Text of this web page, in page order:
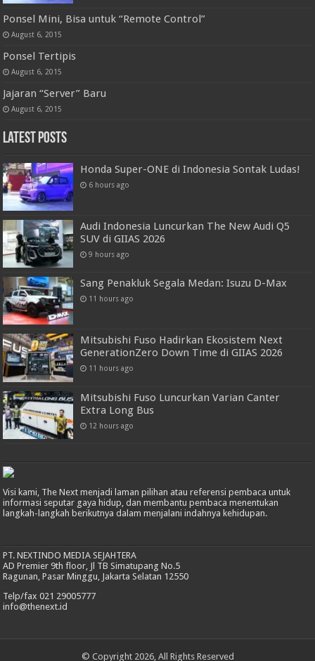
Ponsel Mini, Bisa untuk “Remote Control”
August 6, 2015
Ponsel Tertipis
August 6, 2015
Jajaran “Server” Baru
August 6, 2015
Latest Posts
Honda Super-ONE di Indonesia Sontak Ludas!
6 hours ago
Audi Indonesia Luncurkan The New Audi Q5
SUV di GIIAS 2026
9 hours ago
Sang Penakluk Segala Medan: Isuzu D-Max
11 hours ago
Mitsubishi Fuso Hadirkan Ekosistem Next
GenerationZero Down Time di GIIAS 2026
11 hours ago
Mitsubishi Fuso Luncurkan Varian Canter
Extra Long Bus
12 hours ago
Visi kami, The Next menjadi laman pilihan atau referensi pembaca untuk
informasi seputar gaya hidup, dan membantu pembaca menentukan
langkah-langkah berikutnya dalam menjalani indahnya kehidupan.
PT. NEXTINDO MEDIA SEJAHTERA
AD Premier 9th floor, Jl TB Simatupang No.5
Ragunan, Pasar Minggu, Jakarta Selatan 12550
Telp/fax 021 29005777
info@thenext.id
© Copyright 2026, All Rights Reserved